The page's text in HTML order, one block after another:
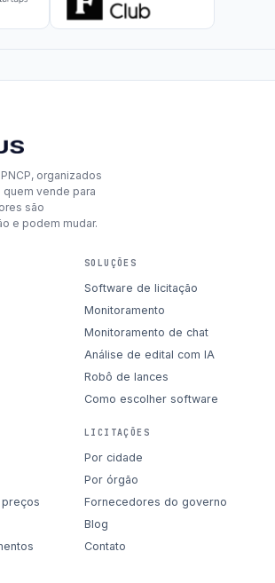
organizados
vende para
são
e podem mudar.
SOLUÇÕES
Software de licitação
Monitoramento
Monitoramento de chat
Análise de edital com IA
Robô de lances
Como escolher software
LICITAÇÕES
Por cidade
Por órgão
Fornecedores do governo
Blog
Contato